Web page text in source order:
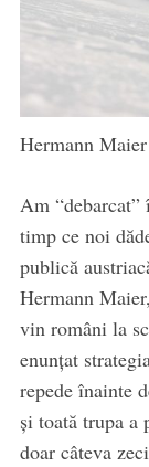
Hermann Maier
Am
timp ce noi
publică
Hermann
vin români la
enunţat
repede înainte
şi toată trupa
doar câteva